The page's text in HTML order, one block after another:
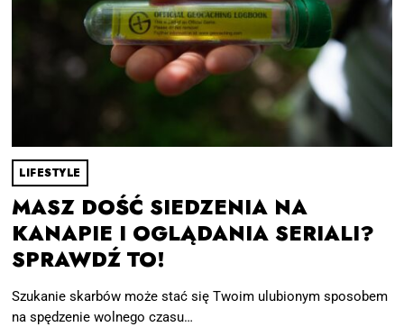
LIFESTYLE
MASZ DOŚĆ SIEDZENIA NA
KANAPIE I OGLĄDANIA SERIALI?
SPRAWDŹ TO!
Szukanie skarbów może stać się Twoim ulubionym sposobem
na spędzenie wolnego czasu…